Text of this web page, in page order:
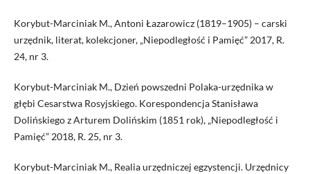
Korybut-Marciniak M., Antoni Łazarowicz (1819–1905) – carski
urzędnik, literat, kolekcjoner, „Niepodległość i Pamięć” 2017, R.
24, nr 3.
Korybut-Marciniak M., Dzień powszedni Polaka-urzędnika w
głębi Cesarstwa Rosyjskiego. Korespondencja Stanisława
Dolińskiego z Arturem Dolińskim (1851 rok), „Niepodległość i
Pamięć” 2018, R. 25, nr 3.
Korybut-Marciniak M., Realia urzędniczej egzystencji. Urzędnicy